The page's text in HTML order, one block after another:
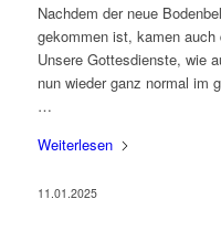
Nachdem der neue
gekommen ist, kamen
Unsere Gottesdienste, wie
nun wieder ganz normal im
…
Weiterlesen
11.01.2025